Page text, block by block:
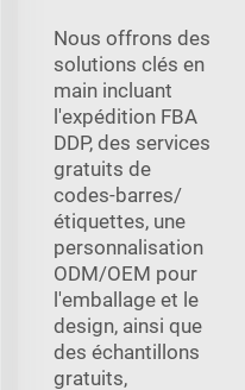
Nous offrons des
solutions clés en
main incluant
l'expédition FBA
DDP, des services
gratuits de
codes-barres/
étiquettes, une
personnalisation
ODM/OEM pour
l'emballage et le
design, ainsi que
des échantillons
gratuits,